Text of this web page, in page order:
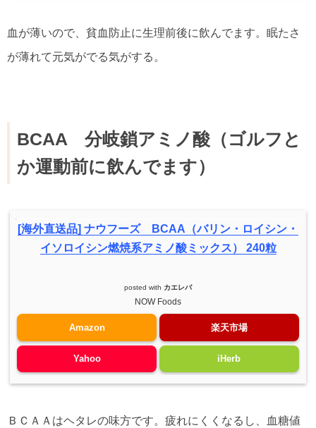
血が薄いので、貧血防止に生理前後に飲んでます。眠たさ
が薄れて元気がでる気がする。
BCAA 分岐鎖アミノ酸（ゴルフと
か運動前に飲んでます）
[海外直送品] ナウフーズ BCAA（バリン・ロイシン・
イソロイシン燃焼系アミノ酸ミックス） 240粒
posted with カエレバ
NOW Foods
Amazon 楽天市場
Yahoo iHerb
ＢＣＡＡはヘタレの味方です。疲れにくくなるし、血糖値